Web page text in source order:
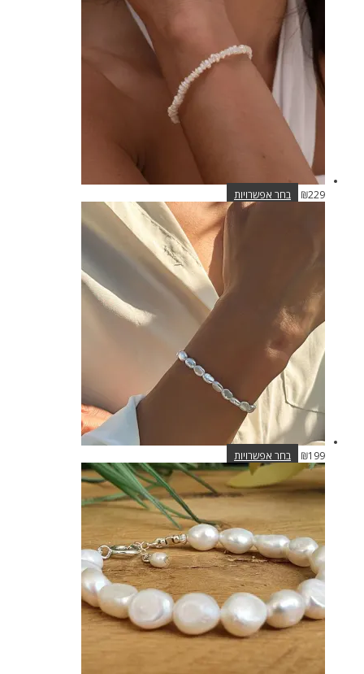
בעמוד
המוצר
₪229 בחר אפשרויות
זה
יש
מספר
סוגים.
ניתן
לבחור
את
האפשרויות
בעמוד
₪199 בחר אפשרויות
זה
יש
מספר
ניתן
לבחור
את
האפשרויות
בעמוד
המוצר